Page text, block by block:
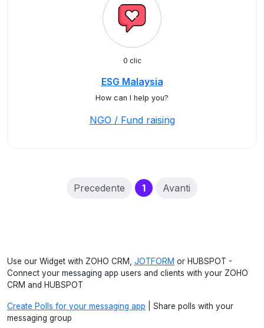
0 clic
ESG Malaysia
How can I help you?
NGO / Fund raising
Precedente 1(current)
Avanti
Use our Widget with ZOHO CRM, JOTFORM or HUBSPOT -
Connect your messaging app users and clients with your ZOHO
CRM and HUBSPOT
Create Polls for your messaging app | Share polls with your
messaging group